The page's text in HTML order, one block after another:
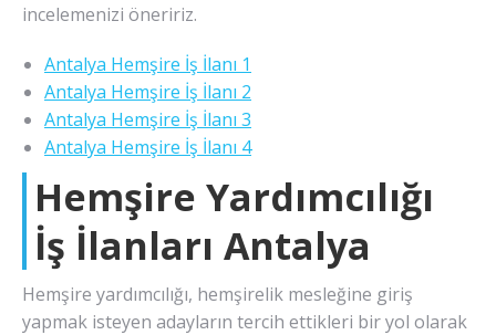
incelemenizi öneririz.
Antalya Hemşire İş İlanı 1
Antalya Hemşire İş İlanı 2
Antalya Hemşire İş İlanı 3
Antalya Hemşire İş İlanı 4
Hemşire Yardımcılığı
İş İlanları Antalya
Hemşire yardımcılığı, hemşirelik mesleğine giriş
yapmak isteyen adayların tercih ettikleri bir yol olarak